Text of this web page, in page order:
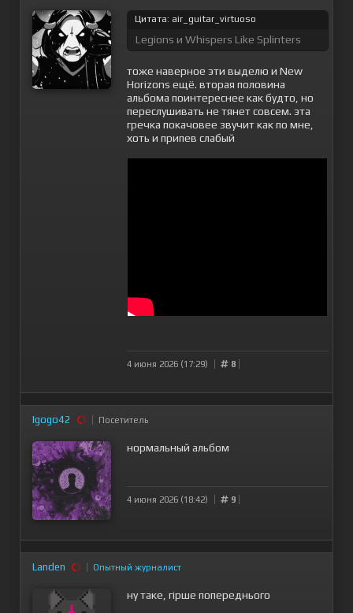
Цитата: air_guitar_virtuoso
Legions и Whispers Like Splinters
тоже наверное эти выделю и New
Horizons ещё. вторая половина
альбома поинтереснее как будто, но
переслушивать не тянет совсем. эта
гречка покачовее звучит как по мне,
хоть и припев слабый
4 июня 2026 (17:29) 8
Igogo42 Посетитель
нормальный альбом
4 июня 2026 (18:42) 9
Landen Опытный журналист
ну таке, гірше попереднього